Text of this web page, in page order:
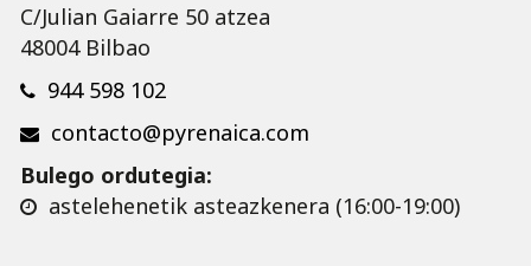
C/Julian Gaiarre 50 atzea
48004 Bilbao
944 598 102
contacto@pyrenaica.com
Bulego ordutegia:
astelehenetik asteazkenera (16:00-19:00)